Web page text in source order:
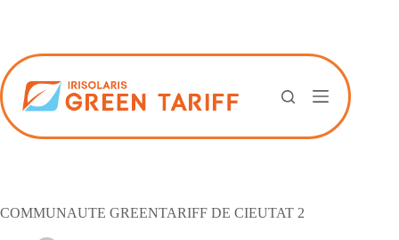
COMMUNAUTE GREENTARIFF DE CIEUTAT 2